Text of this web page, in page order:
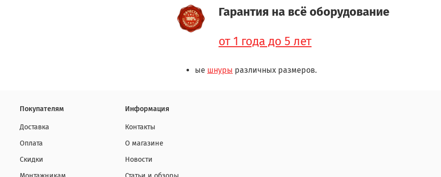
Гарантия на всё оборудование
от 1 года до 5 лет
ые шнуры различных размеров.
Покупателям
Доставка
Оплата
Скидки
Информация
Контакты
О магазине
Новости